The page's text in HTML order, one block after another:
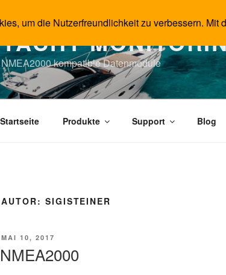
YACHT
NMEA2000 kompatible Datenmodule
Startseite Produkte Support Blog
AUTOR: SIGISTEINER
VERÖFFENTLICHT
MAI 10, 2017
NMEA2000
um die Nutzerfreundlichkeit zu verbessern. Mit